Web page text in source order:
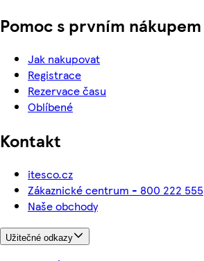
Pomoc s prvním nákupem
Jak nakupovat
Registrace
Rezervace času
Oblíbené
Kontakt
itesco.cz
Zákaznické centrum - 800 222 555
Naše obchody
Užitečné odkazy